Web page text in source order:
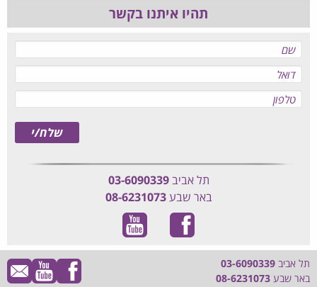
תהיו איתנו בקשר
תל אביב03-6090339
באר שבע08-6231073
תל אביב 03-6090339
באר שבע 08-6231073